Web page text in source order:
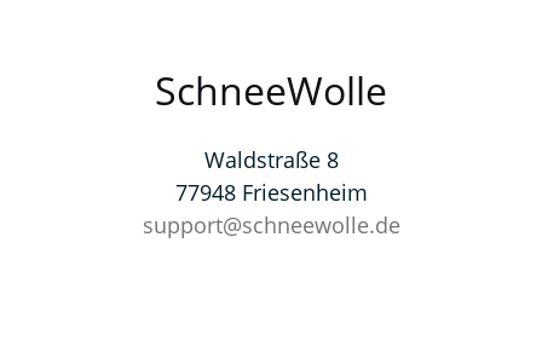
SchneeWolle
Waldstraße 8
77948 Friesenheim
support@schneewolle.de